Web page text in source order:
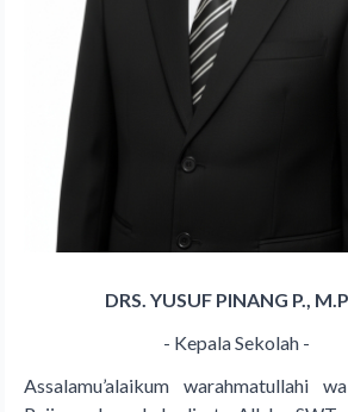
DRS. YUSUF PINANG P.,
- Kepala Sekolah -
Assalamu’alaikum warahmatullahi